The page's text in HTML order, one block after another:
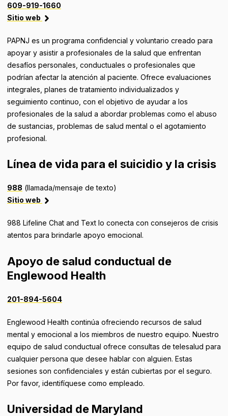
609-919-1660
Sitio web
PAPNJ es un programa confidencial y voluntario creado para
apoyar y asistir a profesionales de la salud que enfrentan
desafíos personales, conductuales o profesionales que
podrían afectar la atención al paciente. Ofrece evaluaciones
integrales, planes de tratamiento individualizados y
seguimiento continuo, con el objetivo de ayudar a los
profesionales de la salud a abordar problemas como el abuso
de sustancias, problemas de salud mental o el agotamiento
profesional.
Línea de vida para el suicidio y la crisis
988 (llamada/mensaje de texto)
Sitio web
988 Lifeline Chat and Text lo conecta con consejeros de crisis
atentos para brindarle apoyo emocional.
Apoyo de salud conductual de
Englewood Health
201-894-5604
Englewood Health continúa ofreciendo recursos de salud
mental y emocional a los miembros de nuestro equipo. Nuestro
equipo de salud conductual ofrece consultas de telesalud para
cualquier persona que desee hablar con alguien. Estas
sesiones son confidenciales y están cubiertas por el seguro.
Por favor, identifíquese como empleado.
Universidad de Maryland